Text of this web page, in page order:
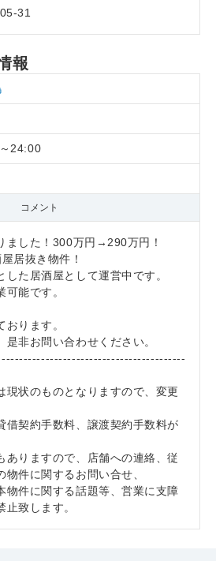
31
報
24:00
コメント
ました！300万円→290万円！
居抜き物件！
た居酒屋として運営中です。
能です。
ります。
非お問い合わせください。
状のものとなりますので、変更
契約手数料、譲渡契約手数料が
りますので、店舗への連絡、従
件に関するお問い合せ、
物件に関する話題等、営業に支障
致します。